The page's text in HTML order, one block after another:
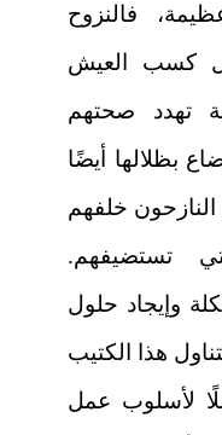
فالنزوح
كسب العيش
تهدد صحتهم
بظلالها أيضًا
خلفهم
تستضيفهم.
وإيجاد حلول
هذا الكتيب
لأسلوب عمل